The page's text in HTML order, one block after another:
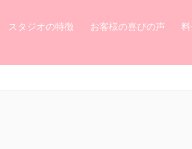
スタジオの特徴 お客様の喜びの声